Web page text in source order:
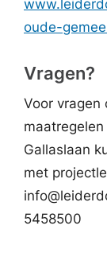
oude-
Vragen?
Voor vragen
Gallaslaan
met
5458500